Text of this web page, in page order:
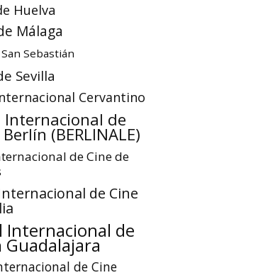
Huelva
Málaga
Sebastián
Sevilla
Cervantino
Internacional de
(BERLINALE)
de Cine de
de Cine
Internacional de
Guadalajara
de Cine